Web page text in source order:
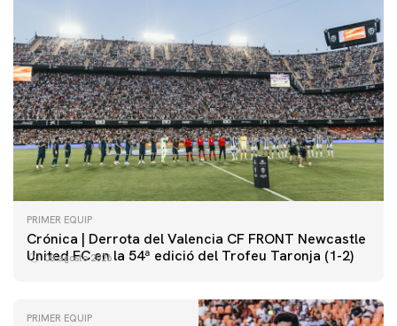
PRIMER EQUIP
Crónica | Derrota del Valencia CF FRONT Newcastle
United FC en la 54ª edició del Trofeu Taronja (1-2)
08 agosto 2026
PRIMER EQUIP